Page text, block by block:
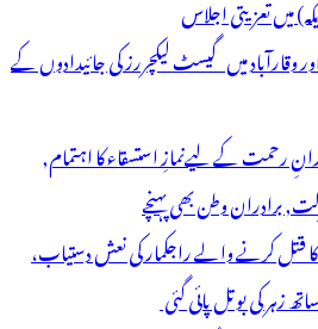
میں تعزیتی اجلاس
وقارآباد میں گیسٹ لیکچررز کی جائیدادوں کے
رحمت کے لیےنمازِ استسقاء کا اہتمام,
برادران وطن بھی پہنچے
شاہ آباد میں 6 ا فراد کا قتل کرنے والے راجکمار کی نعش دستیاب،
زہر کی بوتل پائی گئی